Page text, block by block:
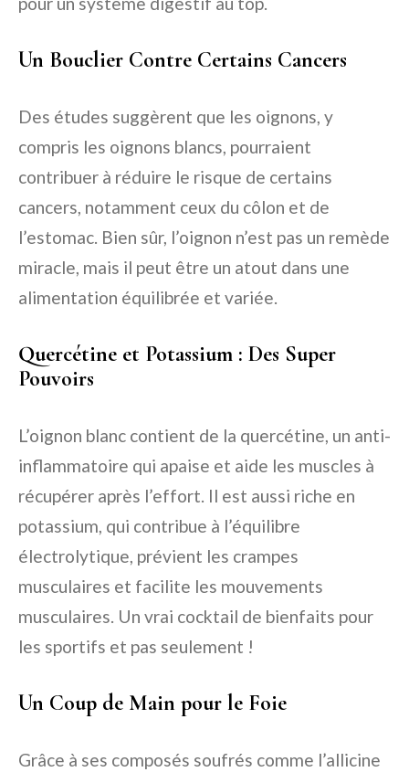
Un Bouclier Contre Certains Cancers
Des études suggèrent que les oignons, y
compris les oignons blancs, pourraient
contribuer à réduire le risque de certains
cancers, notamment ceux du côlon et de
l’estomac. Bien sûr, l’oignon n’est pas un remède
miracle, mais il peut être un atout dans une
alimentation équilibrée et variée.
Quercétine et Potassium : Des Super
Pouvoirs
L’oignon blanc contient de la quercétine, un anti-
inflammatoire qui apaise et aide les muscles à
récupérer après l’effort. Il est aussi riche en
potassium, qui contribue à l’équilibre
électrolytique, prévient les crampes
musculaires et facilite les mouvements
musculaires. Un vrai cocktail de bienfaits pour
les sportifs et pas seulement !
Un Coup de Main pour le Foie
Grâce à ses composés soufrés comme l’allicine